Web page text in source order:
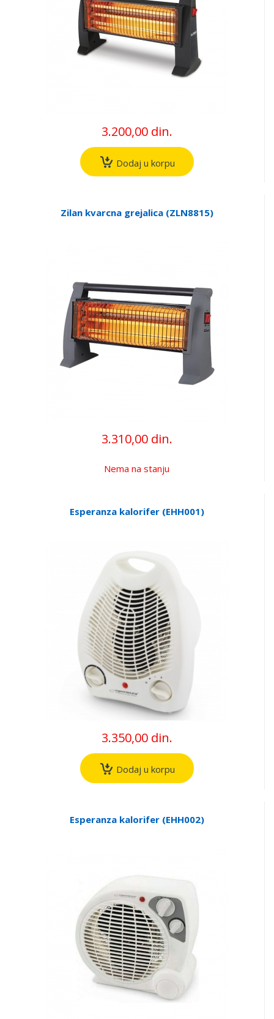
3.200,00 din.
Dodaj u korpu
Zilan kvarcna grejalica (ZLN8815)
3.310,00 din.
Nema na stanju
Esperanza kalorifer (EHH001)
3.350,00 din.
Dodaj u korpu
Esperanza kalorifer (EHH002)